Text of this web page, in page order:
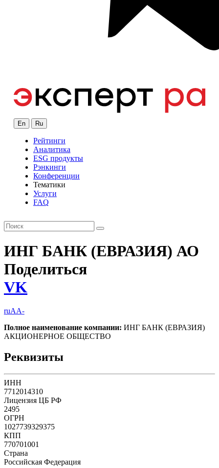
En Ru
Рейтинги
Аналитика
ESG продукты
Рэнкинги
Конференции
Тематики
Услуги
FAQ
ИНГ БАНК (ЕВРАЗИЯ) АО
Поделиться
VK
ruAA-
Полное наименование компании: ИНГ БАНК (ЕВРАЗИЯ)
АКЦИОНЕРНОЕ ОБЩЕСТВО
Реквизиты
ИНН
7712014310
Лицензия ЦБ РФ
2495
ОГРН
1027739329375
КПП
770701001
Страна
Российская Федерация